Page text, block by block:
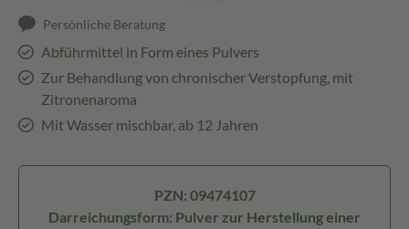
Persönliche Beratung
Abführmittel in Form eines Pulvers
Zur Behandlung von chronischer Verstopfung, mit
Zitronenaroma
Mit Wasser mischbar, ab 12 Jahren
PZN: 09474107
Darreichungsform: Pulver zur Herstellung einer